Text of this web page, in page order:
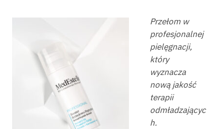
Przełom w
profesjonalnej
pielęgnacji,
który
wyznacza
nową jakość
terapii
odmładzającyc
h.